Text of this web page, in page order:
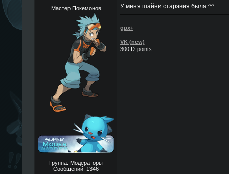
Мастер Покемонов
Группа: Модераторы
Сообщений: 1346
У меня шайни старэвия была ^^
gpx+
VK (new)
300 D-points